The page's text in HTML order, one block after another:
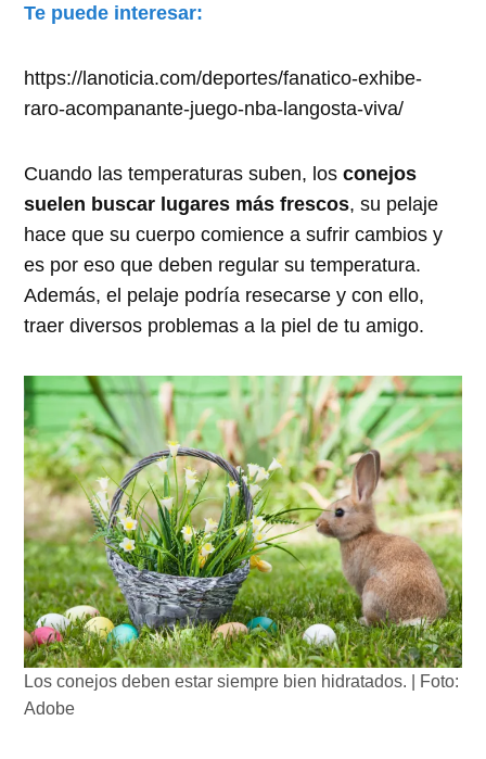
Te puede interesar:
https://lanoticia.com/deportes/fanatico-exhibe-
raro-acompanante-juego-nba-langosta-viva/
Cuando las temperaturas suben, losconejos
suelen buscar lugares más frescos, su pelaje
hace que su cuerpo comience a sufrir cambios y
es por eso que deben regular su temperatura.
Además, el pelaje podría resecarse y con ello,
traer diversos problemas a la piel de tu amigo.
Los conejos deben estar siempre bien hidratados. | Foto:
Adobe